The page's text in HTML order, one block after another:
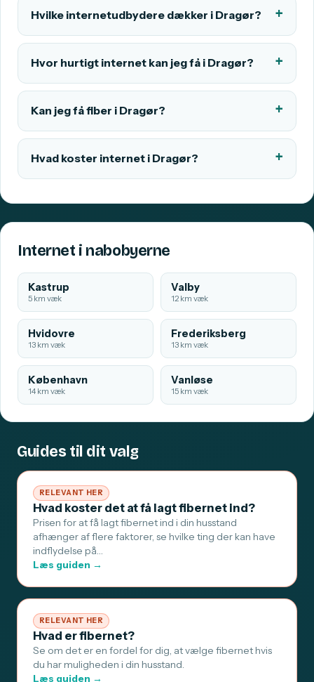
Hvilke internetudbydere dækker i Dragør?
Hvor hurtigt internet kan jeg få i Dragør?
Kan jeg få fiber i Dragør?
Hvad koster internet i Dragør?
Internet i nabobyerne
Kastrup
5 km væk
Valby
12 km væk
Hvidovre
13 km væk
Frederiksberg
13 km væk
København
14 km væk
Vanløse
15 km væk
Guides til dit valg
RELEVANT HER
Hvad koster det at få lagt fibernet ind?
Prisen for at få lagt fibernet ind i din husstand
afhænger af flere faktorer, se hvilke ting der kan have
indflydelse på…
Læs guiden →
RELEVANT HER
Hvad er fibernet?
Se om det er en fordel for dig, at vælge fibernet hvis
du har muligheden i din husstand.
Læs guiden →